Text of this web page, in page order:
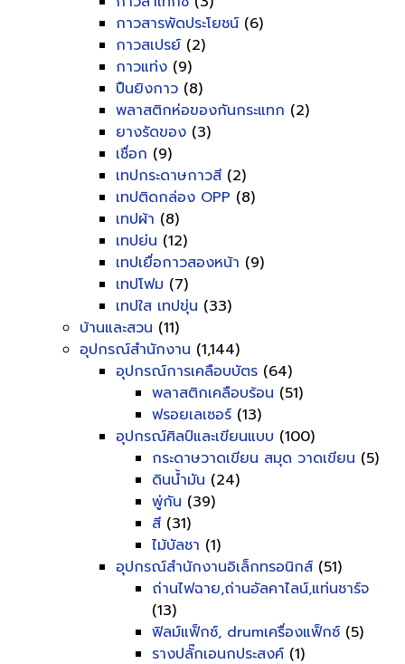
กาวสารพัดประโยชน์ (6)
กาวสเปรย์ (2)
กาวแท่ง (9)
ปืนยิงกาว (8)
พลาสติกห่อของกันกระแทก (2)
ยางรัดของ (3)
เชื่อก (9)
เทปกระดาษกาวสี (2)
เทปติดกล่อง OPP (8)
เทปผ้า (8)
เทปย่น (12)
เทปเยื่อกาวสองหน้า (9)
เทปโฟม (7)
เทปใส เทปขุ่น (33)
บ้านและสวน (11)
อุปกรณ์สำนักงาน (1,144)
อุปกรณ์การเคลือบบัตร (64)
พลาสติกเคลือบร้อน (51)
ฟรอยเลเซอร์ (13)
อุปกรณ์ศิลป์และเขียนแบบ (100)
กระดาษวาดเขียน สมุด วาดเขียน (5)
ดินน้ำมัน (24)
พู่กัน (39)
สี (31)
ไม้บัลชา (1)
อุปกรณ์สำนักงานอิเล็กทรอนิกส์ (51)
ถ่านไฟฉาย,ถ่านอัลคาไลน์,แท่นชาร์จ
(13)
ฟิลม์แฟ็กซ์, drumเครื่องแฟ็กซ์ (5)
รางปลั๊กเอนกประสงค์ (1)